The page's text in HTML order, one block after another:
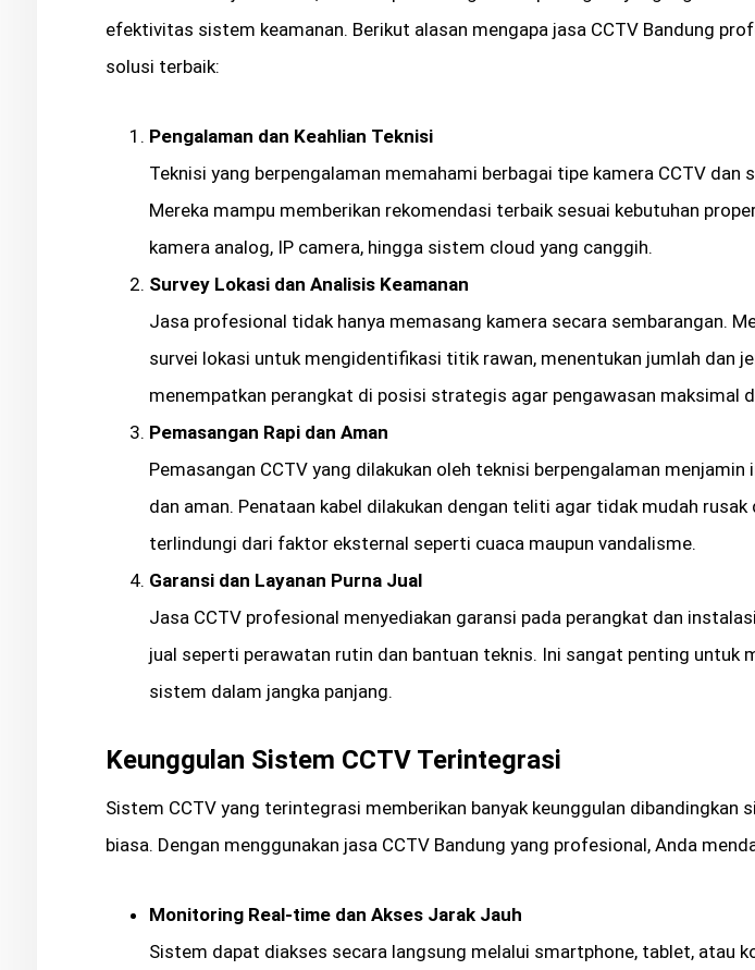
efektivitas sistem keamanan. Berikut alasan mengapa jasa CCTV Bandung
solusi terbaik:
Pengalaman dan Keahlian Teknisi
Teknisi yang berpengalaman memahami berbagai tipe kamera CCTV dan
Mereka mampu memberikan rekomendasi terbaik sesuai kebutuhan
kamera analog, IP camera, hingga sistem cloud yang canggih.
Survey Lokasi dan Analisis Keamanan
Jasa profesional tidak hanya memasang kamera secara sembarangan.
survei lokasi untuk mengidentifikasi titik rawan, menentukan jumlah dan
menempatkan perangkat di posisi strategis agar pengawasan maksimal
Pemasangan Rapi dan Aman
Pemasangan CCTV yang dilakukan oleh teknisi berpengalaman menjamin
dan aman. Penataan kabel dilakukan dengan teliti agar tidak mudah rusak
terlindungi dari faktor eksternal seperti cuaca maupun vandalisme.
Garansi dan Layanan Purna Jual
Jasa CCTV profesional menyediakan garansi pada perangkat dan
jual seperti perawatan rutin dan bantuan teknis. Ini sangat penting untuk
sistem dalam jangka panjang.
Keunggulan Sistem CCTV Terintegrasi
Sistem CCTV yang terintegrasi memberikan banyak keunggulan dibandingkan
biasa. Dengan menggunakan jasa CCTV Bandung yang profesional, Anda
Monitoring Real-time dan Akses Jarak Jauh
Sistem dapat diakses secara langsung melalui smartphone, tablet, atau